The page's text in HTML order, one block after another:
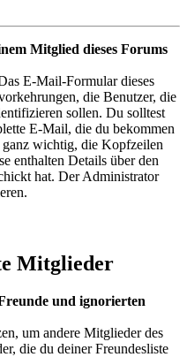
Mitglied dieses Forums
E-Mail-Formular dieses
die Benutzer, die
sollen. Du solltest
E-Mail, die du bekommen
wichtig, die Kopfzeilen
enthalten Details über den
hat. Der Administrator
Mitglieder
und ignorierten
um andere Mitglieder des
die du deiner Freundesliste